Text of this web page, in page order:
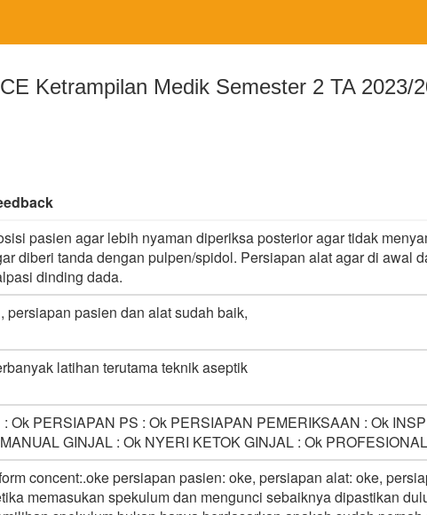
Ketrampilan Medik Semester 2 TA 2023/
pasien agar lebih nyaman diperiksa posterior agar tidak
diberi tanda dengan pulpen/spidol. Persiapan alat agar di awal
dinding dada.
persiapan pasien dan alat sudah baik,
latihan terutama teknik aseptik
: Ok PERSIAPAN PS : Ok PERSIAPAN PEMERIKSAAN : Ok
GINJAL : Ok NYERI KETOK GINJAL : Ok
concent:.oke persiapan pasien: oke, persiapan alat: oke,
memasukan spekulum dan mengunci sebaiknya dipastikan